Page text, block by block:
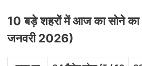
10 बड़े शहरों में आज का सोने
जनवरी 2026)